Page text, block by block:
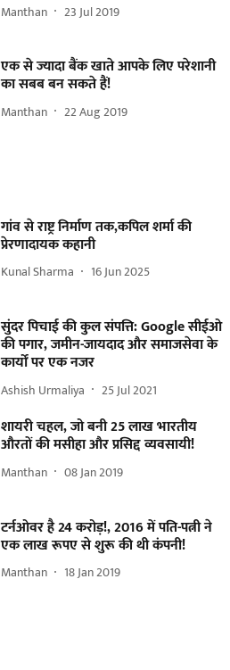
Manthan 23 Jul 2019
एक से ज्यादा बैंक खाते आपके लिए परेशानी
का सबब बन सकते हैं!
Manthan 22 Aug 2019
गांव से राष्ट्र निर्माण तक,कपिल शर्मा की
प्रेरणादायक कहानी
Kunal Sharma 16 Jun 2025
सुंदर पिचाई की कुल संपत्ति: Google सीईओ
की पगार, जमीन-जायदाद और समाजसेवा के
कार्यों पर एक नजर
Ashish Urmaliya 25 Jul 2021
शायरी चहल, जो बनी 25 लाख भारतीय
औरतों की मसीहा और प्रसिद्द व्यवसायी!
Manthan 08 Jan 2019
टर्नओवर है 24 करोड़!, 2016 में पति-पत्नी ने
एक लाख रूपए से शुरू की थी कंपनी!
Manthan 18 Jan 2019